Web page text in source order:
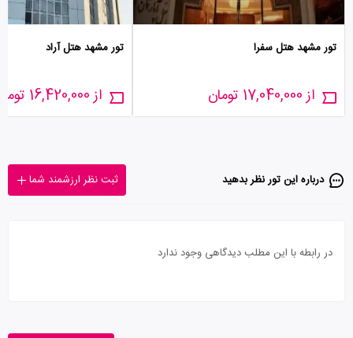
تور مشهد هتل سفرا
از 17,040,000 تومان
تور مشهد هتل آراد
از 16,420,000 تومان
درباره این تور‌ نظر بدهید ثبت نظر ارزشمند شما
در رابطه با این مطلب دیدگاهی وجود ندارد